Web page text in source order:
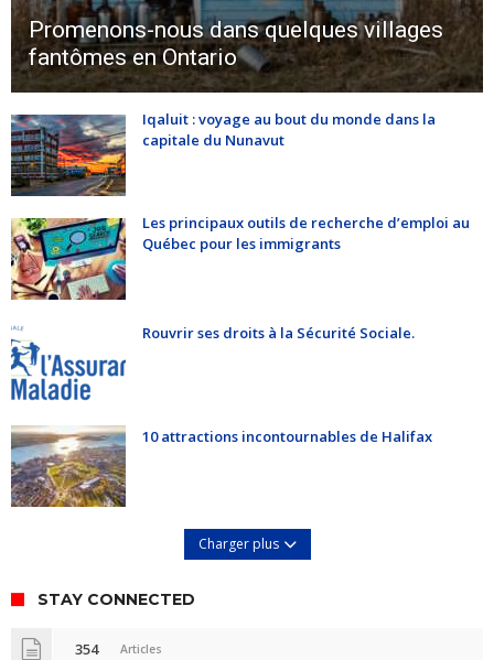
Promenons-nous dans quelques villages
fantômes en Ontario
Iqaluit : voyage au bout du monde dans la
capitale du Nunavut
Les principaux outils de recherche d’emploi au
Québec pour les immigrants
Rouvrir ses droits à la Sécurité Sociale.
10 attractions incontournables de Halifax
Charger plus
STAY CONNECTED
354 Articles